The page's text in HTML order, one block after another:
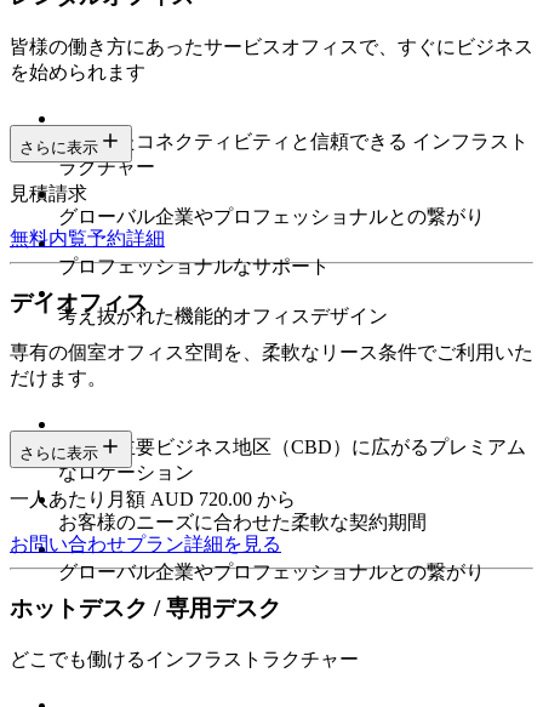
皆様の働き方にあったサービスオフィスで、すぐにビジネス
を始められます
安定したコネクティビティと信頼できる インフラスト
ラクチャー
グローバル企業やプロフェッショナルとの繋がり
プロフェッショナルなサポート
考え抜かれた機能的オフィスデザイン
さらに表示
見積請求
無料内覧予約詳細
デイオフィス
専有の個室オフィス空間を、柔軟なリース条件でご利用いた
だけます。
都市の主要ビジネス地区（CBD）に広がるプレミアム
なロケーション
お客様のニーズに合わせた柔軟な契約期間
グローバル企業やプロフェッショナルとの繋がり
さらに表示
一人あたり月額 AUD 720.00 から
お問い合わせプラン詳細を見る
ホットデスク / 専用デスク
どこでも働けるインフラストラクチャー